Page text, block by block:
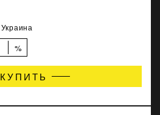
Украина
%
КУПИТЬ